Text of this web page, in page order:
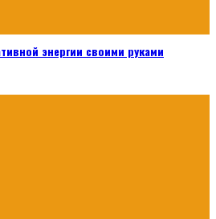
энергии своими руками